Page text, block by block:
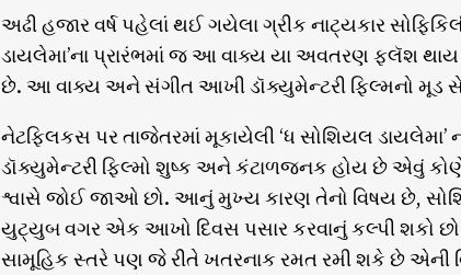
અઢી હજાર વર્ષ પહેલાં થઈ ગયેલા ગ્રીક નાટ્યકાર
ડાયલેમા’ના પ્રારંભમાં જ આ વાક્ય યા અવતરણ ફ્લૅશ
છે. આ વાક્ય અને સંગીત આખી ડૉક્યુમેન્ટરી ફિલ્મનો મૂડ
નેટફ્લિકસ પર તાજેતરમાં મૂકાયેલી ‘ધ સોશિયલ ડાયલેમા’
ડૉક્યુમેન્ટરી ફિલ્મો શુષ્ક અને કંટાળજનક હોય છે એવું
શ્વાસે જોઈ જાઓ છો. આનું મુખ્ય કારણ તેનો વિષય છે,
યુટ્યુબ વગર એક આખો દિવસ પસાર કરવાનું કલ્પી શકો
સામૂહિક સ્તરે પણ જે રીતે ખતરનાક રમત રમી શકે છે એની